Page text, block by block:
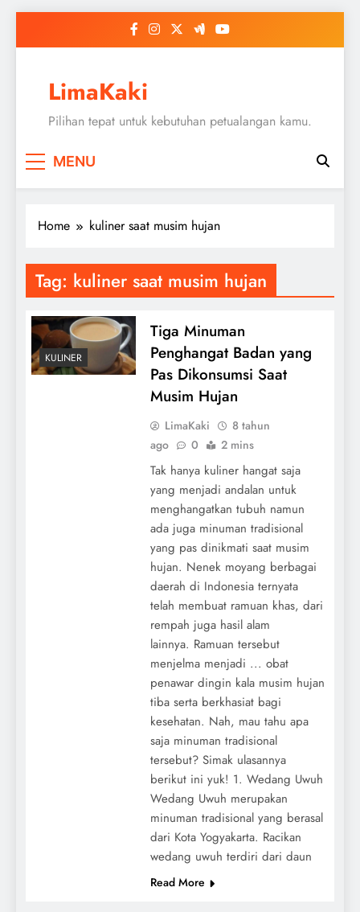
LimaKaki
Pilihan tepat untuk kebutuhan petualangan kamu.
MENU
Home kuliner saat musim hujan
Tag: kuliner saat musim hujan
KULINER
Tiga Minuman
Penghangat Badan yang
Pas Dikonsumsi Saat
Musim Hujan
LimaKaki
8 tahun
ago
0 2 mins
Tak hanya kuliner hangat saja
yang menjadi andalan untuk
menghangatkan tubuh namun
ada juga minuman tradisional
yang pas dinikmati saat musim
hujan. Nenek moyang berbagai
daerah di Indonesia ternyata
telah membuat ramuan khas, dari
rempah juga hasil alam
lainnya. Ramuan tersebut
menjelma menjadi ... obat
penawar dingin kala musim hujan
tiba serta berkhasiat bagi
kesehatan. Nah, mau tahu apa
saja minuman tradisional
tersebut? Simak ulasannya
berikut ini yuk! 1. Wedang Uwuh
Wedang Uwuh merupakan
minuman tradisional yang berasal
dari Kota Yogyakarta. Racikan
wedang uwuh terdiri dari daun
Read More